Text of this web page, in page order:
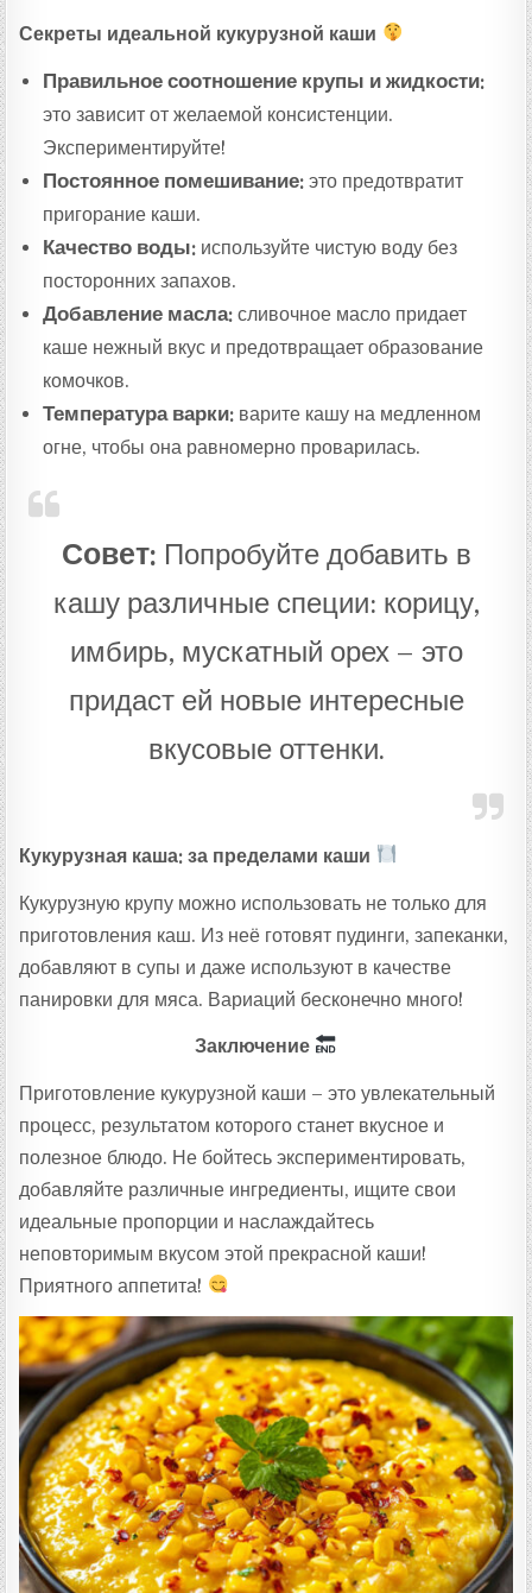
Секреты идеальной кукурузной каши
Правильное соотношение крупы и жидкости:
это зависит от желаемой консистенции.
Экспериментируйте!
Постоянное помешивание: это предотвратит
пригорание каши.
Качество воды: используйте чистую воду без
посторонних запахов.
Добавление масла: сливочное масло придает
каше нежный вкус и предотвращает образование
комочков.
Температура варки: варите кашу на медленном
огне, чтобы она равномерно проварилась.
Совет: Попробуйте добавить в
кашу различные специи: корицу,
имбирь, мускатный орех – это
придаст ей новые интересные
вкусовые оттенки.
Кукурузная каша: за пределами каши
Кукурузную крупу можно использовать не только для
приготовления каш. Из неё готовят пудинги, запеканки,
добавляют в супы и даже используют в качестве
панировки для мяса. Вариаций бесконечно много!
Заключение
Приготовление кукурузной каши – это увлекательный
процесс, результатом которого станет вкусное и
полезное блюдо. Не бойтесь экспериментировать,
добавляйте различные ингредиенты, ищите свои
идеальные пропорции и наслаждайтесь
неповторимым вкусом этой прекрасной каши!
Приятного аппетита!